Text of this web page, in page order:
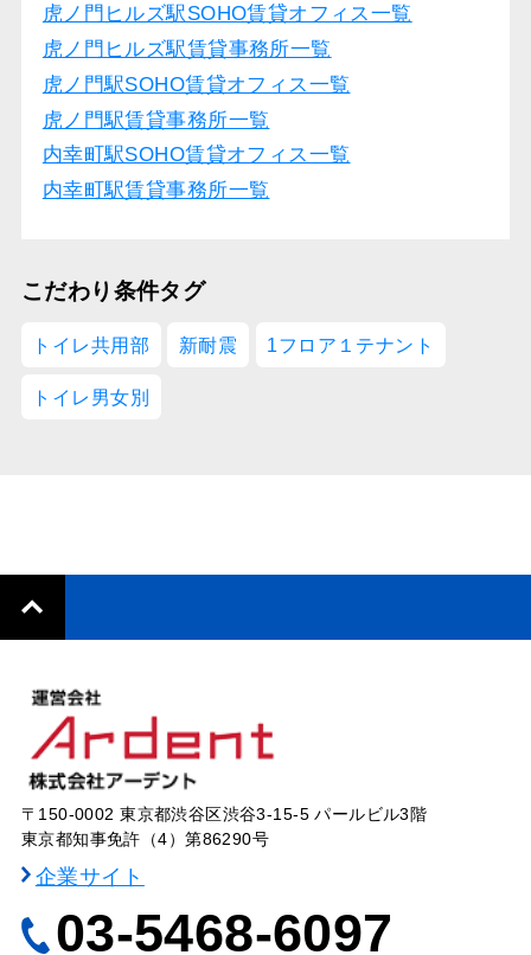
虎ノ門ヒルズ駅SOHO賃貸オフィス一覧
虎ノ門ヒルズ駅賃貸事務所一覧
虎ノ門駅SOHO賃貸オフィス一覧
虎ノ門駅賃貸事務所一覧
内幸町駅SOHO賃貸オフィス一覧
内幸町駅賃貸事務所一覧
こだわり条件タグ
トイレ共用部 新耐震 1フロア１テナント
トイレ男女別
〒150-0002 東京都渋谷区渋谷3-15-5 パールビル3階
東京都知事免許（4）第86290号
企業サイト
03-5468-6097